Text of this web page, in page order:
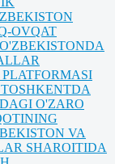
OVQAT
O'ZBEKISTONDA
O'ZARO
VA
SHAROITIDA